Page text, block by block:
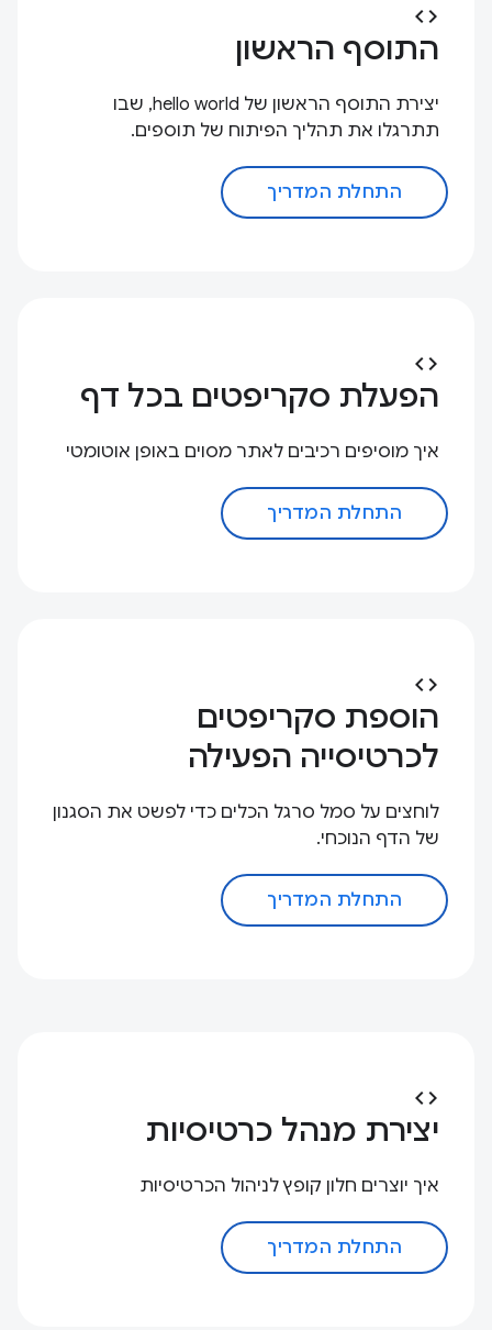
code
התוסף הראשון
יצירת התוסף הראשון של hello world, שבו
תתרגלו את תהליך הפיתוח של תוספים.
התחלת המדריך
code
הפעלת סקריפטים בכל דף
איך מוסיפים רכיבים לאתר מסוים באופן אוטומטי
התחלת המדריך
code
הוספת סקריפטים
לכרטיסייה הפעילה
לוחצים על סמל סרגל הכלים כדי לפשט את הסגנון
של הדף הנוכחי.
התחלת המדריך
code
יצירת מנהל כרטיסיות
איך יוצרים חלון קופץ לניהול הכרטיסיות
התחלת המדריך